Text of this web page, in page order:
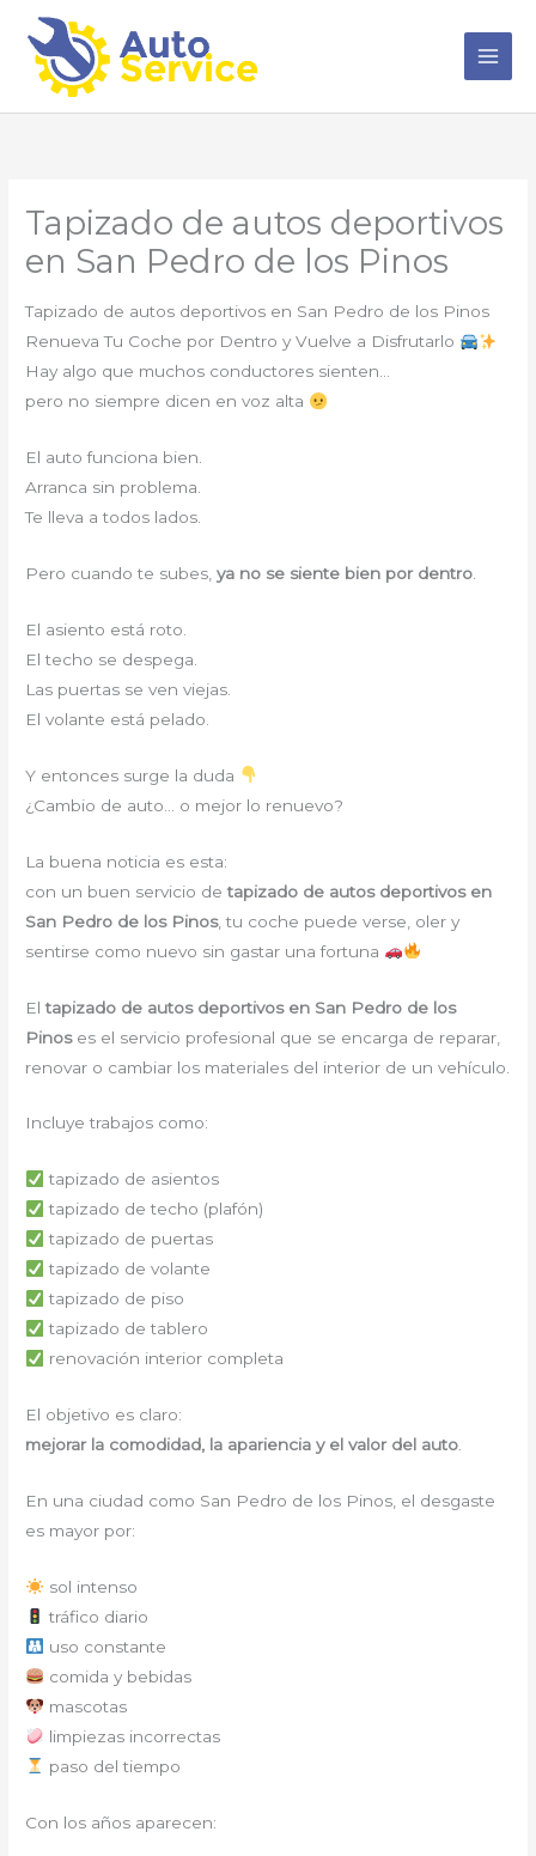
contenido
Tapizado de autos deportivos
en San Pedro de los Pinos
Tapizado de autos deportivos en San Pedro de los Pinos
Renueva Tu Coche por Dentro y Vuelve a Disfrutarlo
Hay algo que muchos conductores sienten…
pero no siempre dicen en voz alta
El auto funciona bien.
Arranca sin problema.
Te lleva a todos lados.
Pero cuando te subes,ya no se siente bien por dentro
El asiento está roto.
El techo se despega.
Las puertas se ven viejas.
El volante está pelado.
Y entonces surge la duda
¿Cambio de auto… o mejor lo renuevo?
La buena noticia es esta:
con un buen servicio detapizado de autos deportivos en
San Pedro de los Pinos, tu coche puede verse, oler y
sentirse como nuevo sin gastar una fortuna
Eltapizado de autos deportivos en San Pedro de los
Pinoses el servicio profesional que se encarga de reparar,
renovar o cambiar los materiales del interior de un vehículo.
Incluye trabajos como:
tapizado de asientos
tapizado de techo (plafón)
tapizado de puertas
tapizado de volante
tapizado de piso
tapizado de tablero
renovación interior completa
El objetivo es claro:
mejorar la comodidad, la apariencia y el valor del auto
En una ciudad como San Pedro de los Pinos, el desgaste
es mayor por:
sol intenso
tráfico diario
uso constante
comida y bebidas
mascotas
limpiezas incorrectas
paso del tiempo
Con los años aparecen: